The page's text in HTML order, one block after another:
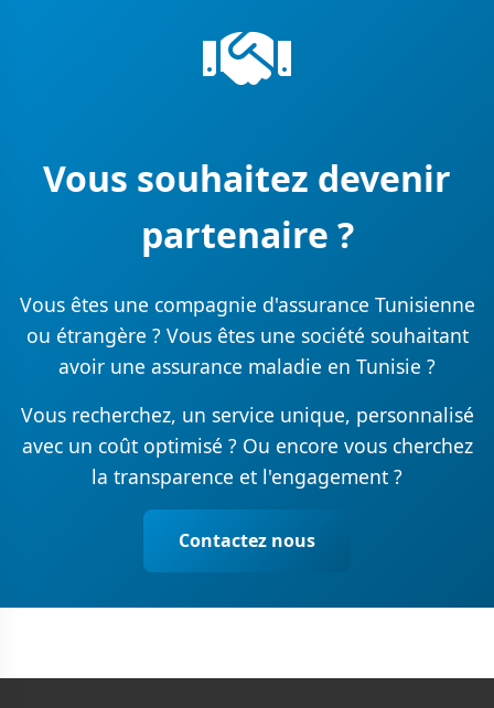
Vous souhaitez devenir
partenaire ?
Vous êtes une compagnie d'assurance Tunisienne
ou étrangère ? Vous êtes une société souhaitant
avoir une assurance maladie en Tunisie ?
Vous recherchez, un service unique, personnalisé
avec un coût optimisé ? Ou encore vous cherchez
la transparence et l'engagement ?
Contactez nous